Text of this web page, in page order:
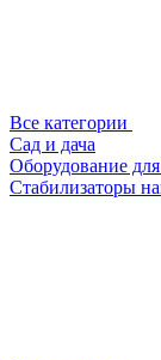
Все категории
Сад и дача
Оборудование
Стабилизаторы